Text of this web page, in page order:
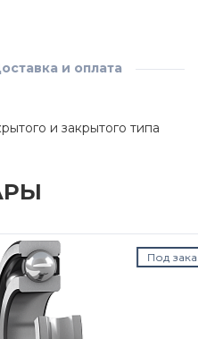
и оплата
и закрытого типа
Под заказ